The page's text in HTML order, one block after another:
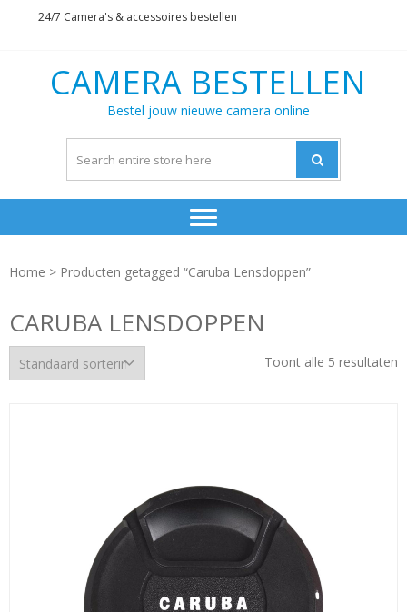
24/7 Camera's & accessoires bestellen
CAMERA BESTELLEN
Bestel jouw nieuwe camera online
Home > Producten getagged “Caruba Lensdoppen”
CARUBA LENSDOPPEN
Toont alle 5 resultaten